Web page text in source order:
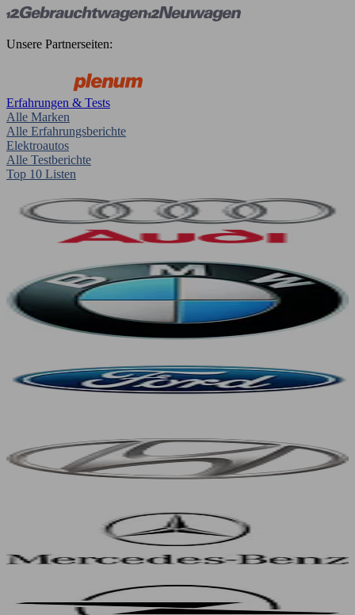
Unsere Partnerseiten:
Erfahrungen & Tests
Alle Marken
Alle Erfahrungsberichte
Elektroautos
Alle Testberichte
Top 10 Listen